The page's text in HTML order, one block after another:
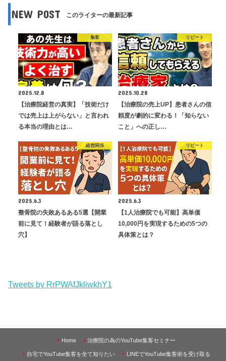
NEW POST このライターの最新記事
集客
2025.12.8
【治療院経営の真実】「技術だけ
では売上は上がらない」と言われ
る本当の理由とは…
リピート
2025.10.28
【治療院の売上UP】患者さんの信
頼度が劇的に変わる！「知らない
こと」への正し…
経営関係
2025.6.3
整骨院の失敗あるある5選【開業
前に見て！経験者が語る落とし
穴】
リピート
2025.6.3
【1人治療院でも可能】高単価
10,000円を実現するための5つの
具体策とは？
Tweets by RrPWAfJkliwkhY1
Home 治療院の為のYouTube集客セミナー
自宅でYouTube集客を全て知りたい LINEでYouTube集客術を受け取る